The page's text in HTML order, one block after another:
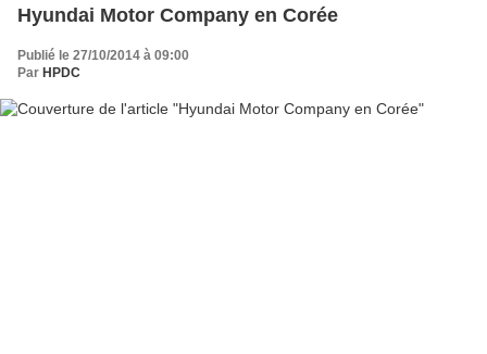
Hyundai Motor Company en Corée
Publié le 27/10/2014 à 09:00
Par HPDC